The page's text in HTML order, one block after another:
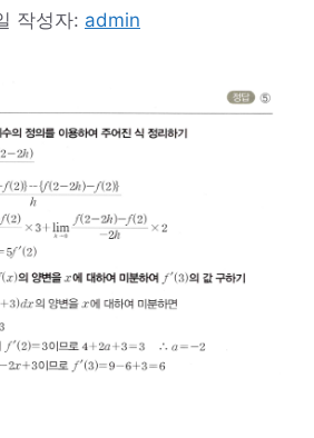
작성자: admin